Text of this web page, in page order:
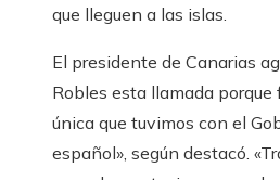
que lleguen a las islas.
El presidente de Canarias
Robles esta llamada porque
única que tuvimos con el
español», según destacó.